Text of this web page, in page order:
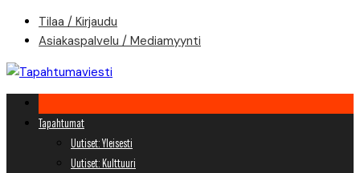
Skip
content
Tilaa / Kirjaudu
Asiakaspalvelu / Mediamyynti
Tapahtumat
Uutiset: Yleisesti
Uutiset: Kulttuuri